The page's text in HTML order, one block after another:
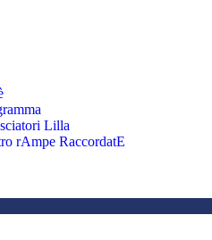
Lilla
rAmpe RaccordatE